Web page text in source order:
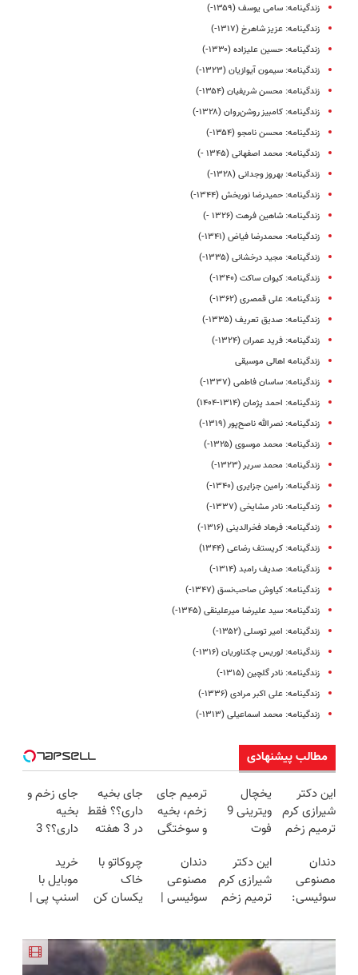
زندگینامه: سامی یوسف (۱۳۵۹-)
زندگینامه‌: عزیز شاهرخ (۱۳۱۷-)
زندگینامه: حسین علیزاده (۱۳۳۰-)
زندگینامه: سیمون آیوازیان (۱۳۲۳-)
زندگینامه: محسن شریفیان (۱۳۵۴-)
زندگینامه: کامبیز روشن‌روان (۱۳۲۸-)
زندگینامه: محسن نامجو (۱۳۵۴-)
زندگینامه: محمد اصفهانی (۱۳۴۵ -)
زندگینامه: بهروز وجدانی (۱۳۲۸-)
زندگینامه‌: حمیدرضا نوربخش (۱۳۴۴-)
زندگینامه: شاهین فرهت (۱۳۲۶ -)
زندگینامه: محمدرضا فیاض (۱۳۴۱-)
زندگینامه: مجید درخشانی (۱۳۳۵-)
زندگینامه: کیوان ساکت (۱۳۴۰-)
زندگینامه: علی قمصری (۱۳۶۲-)
زندگینامه‌: صدیق تعریف (۱۳۳۵-)
زندگینامه: فرید عمران (۱۳۲۴-)
زندگینامه اهالی موسیقی
زندگینامه: ساسان فاطمی (۱۳۳۷-)
زندگینامه: احمد پژمان (۱۳۱۴-۱۴۰۴)
زندگینامه‌‌‌‌‌‌‌‌‌: نصرالله‌ ناصح‌پور (۱۳۱۹-)
زندگینامه: محمد موسوی (۱۳۲۵-)
زندگینامه: محمد سریر (۱۳۲۳-)
زندگینامه: رامین جزایری (۱۳۴۰-)
زندگینامه: نادر مشایخی (۱۳۳۷-)
زندگینامه: فرهاد فخرالدینی (۱۳۱۶-)
زندگینامه: کریستف رضاعی (۱۳۴۴)
زندگینامه: صدیف رامبد (۱۳۱۴-)
زندگینامه: کیاوش صاحب‌نسق (۱۳۴۷-)
زندگینامه: سید علیرضا میرعلینقی (۱۳۴۵-)
زندگینامه: امیر توسلی (۱۳۵۲-)
زندگینامه: لوریس چکناوریان (۱۳۱۶-)
زندگینامه: نادر گلچین (۱۳۱۵-)
زندگینامه: علی اکبر مرادی (۱۳۳۶-)
زندگینامه‌‌‌‌‌‌: محمد اسماعیلی (۱۳۱۳-)
مطالب پیشنهادی
این دکتر
شیرازی کرم
ترمیم زخم
ساخت!!!
یخچال
ویترینی 9
فوت
(جدید)
ترمیم جای
زخم، بخیه
و سوختگی
هفته!!😍
جای بخیه
داری؟؟ فقط
در 3 هفته
کن!😍
جای زخم و
بخیه
داری؟؟ 3
محوش کن!
دندان
مصنوعی
سوئیسی:
و مقاوم |
این دکتر
شیرازی کرم
ترمیم زخم
دندان
مصنوعی
سوئیسی |
طبیعی!
ویزیت
چروکاتو با
خاک
یکسان کن
صرفه)
خرید
موبایل با
اسنپ پی |
کارمزد!